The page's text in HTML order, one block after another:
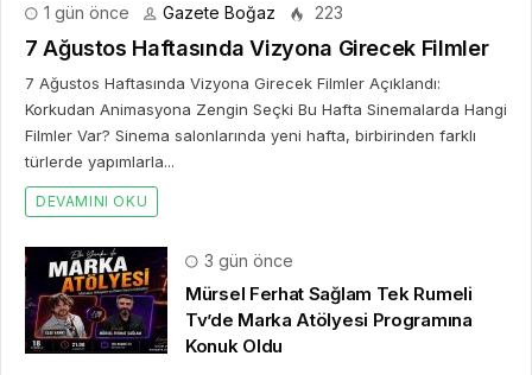
1 gün önce Gazete Boğaz 223
7 Ağustos Haftasında Vizyona Girecek Filmler
7 Ağustos Haftasında Vizyona Girecek Filmler Açıklandı:
Korkudan Animasyona Zengin Seçki Bu Hafta Sinemalarda Hangi
Filmler Var? Sinema salonlarında yeni hafta, birbirinden farklı
türlerde yapımlarla...
DEVAMINI OKU
3 gün önce
Mürsel Ferhat Sağlam Tek Rumeli
Tv’de Marka Atölyesi Programına
Konuk Oldu